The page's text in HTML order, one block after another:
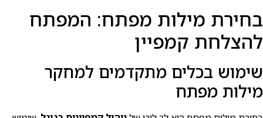
בחירת מילות מפתח: המפתח
להצלחת קמפיין
שימוש בכלים מתקדמים למחקר
מילות מפתח